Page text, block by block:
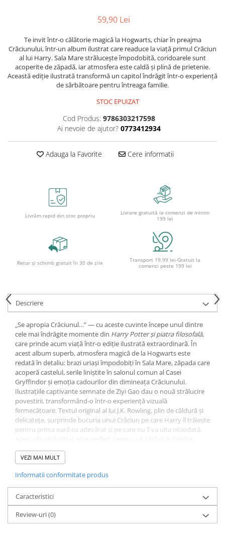
Pahare și sticle pentru scoală
Caiete școlare și hârtie
Caiete dictando
Caiete matematică
Caiete geografie și biologie
Caiete foi veline
Vocabulare
Accesorii geometrie și matematică
Rigle și Echere
Raportoare
Truse geometrie
numărat
Ghiozdane școlare
Rucsacuri școlare și casual
Ghiozdane pentru grădinită
Trollere pentru copii
Penare
Penare echipate
Penare neechipate
Penare tip etui
Acuarele și pensule școlare
Acuarele școlare și Tempera
Pensule școlare
Cărți
Cărți pentru copii
Cărți de colorat
Cărți ilustrate și interactive
Povești și ficțiune pentru copii
Enciclopedii și atlase pentru copii
59,90 Lei
Te invit într-o călătorie magică la Hogwarts, chiar în preajma
Crăciunului, într-un album ilustrat care readuce la viață primul Crăciun
al lui Harry. Sala Mare strălucește împodobită, coridoarele sunt
acoperite de zăpadă, iar atmosfera este caldă și plină de prietenie.
Această ediție ilustrată transformă un capitol îndrăgit într-o experiență
de sărbătoare pentru întreaga familie.
STOC EPUIZAT
Cod Produs: 9786303217598
Ai nevoie de ajutor? 0773412934
Adauga la Favorite Cere informatii
Livrăm rapid din stoc propriu
Livrare gratuită la comenzi de minim
199 lei
Retur și schimb gratuit în 30 de zile
Transport 19.99 lei-Gratuit la
comenzi peste 199 lei
Descriere
„Se apropia Crăciunul…” — cu aceste cuvinte începe unul dintre
cele mai îndrăgite momente din Harry Potter și piatra filosofală,
care prinde acum viață într-o ediție ilustrată extraordinară. În
acest album superb, atmosfera magică de la Hogwarts este
redată în detaliu: brazi uriași împodobiți în Sala Mare, zăpada care
acoperă castelul, serile liniștite în salonul comun al Casei
Gryffindor și emoția cadourilor din dimineața Crăciunului.
Ilustrațiile captivante semnate de Ziyi Gao dau o nouă strălucire
povestirii, transformând-o într-o experiență vizuală
fermecătoare. Textul original al lui J.K. Rowling, plin de căldură și
delicatețe, surprinde bucuria unui Crăciun pe care Harry îl trăiește
pentru prima oară cu adevărat și pe care nu îl va uita niciodată.
pentru a fi citit în serile de iarnă sau pentru a fi oferit cadou
oricărui fan Harry Potter, mic sau mare. Este o tradiție de
VEZI MAI MULT
Informatii conformitate produs
Caracteristici
Review-uri(0)